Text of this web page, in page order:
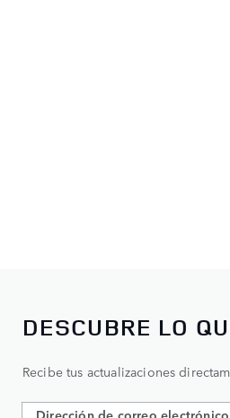
DESCUBRE LO
Recibe tus actualizaciones